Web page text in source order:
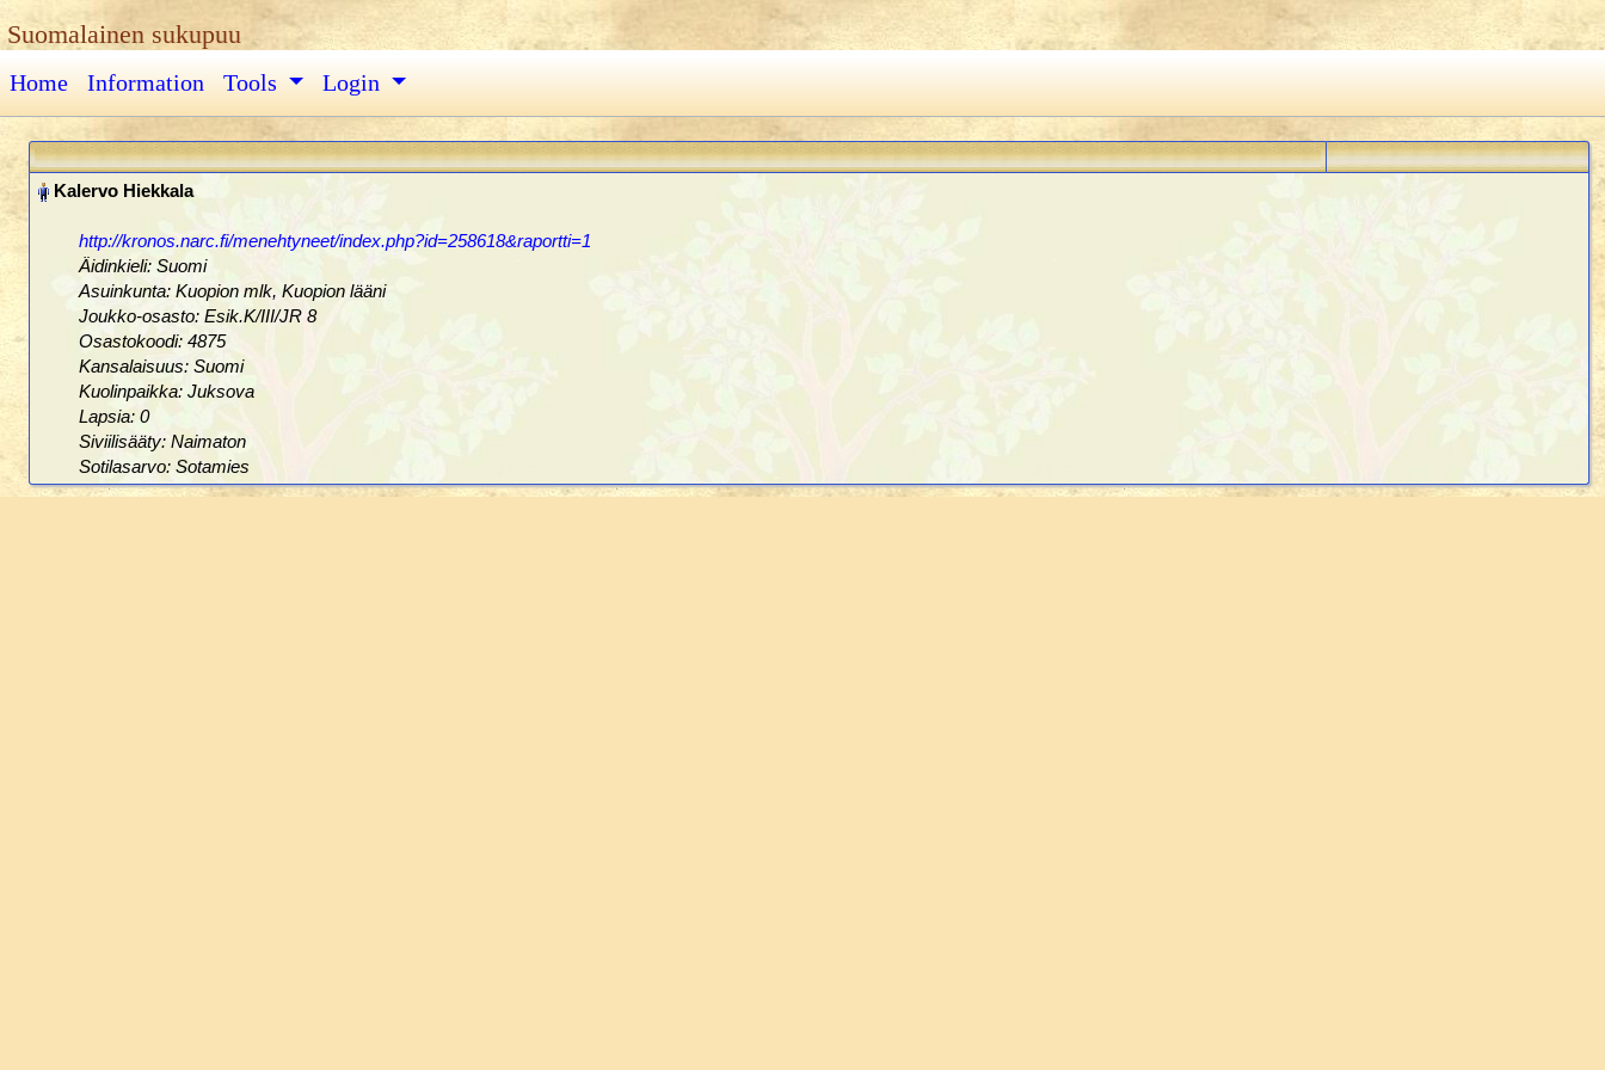
Suomalainen sukupuu
Home Information Tools Login
‎Kalervo Hiekkala‏‎
http://kronos.narc.fi/menehtyneet/index.php?id=258618&raportti=1
Äidinkieli: Suomi
Asuinkunta: Kuopion mlk, Kuopion lääni
Joukko-osasto: Esik.K/III/JR 8
Osastokoodi: 4875
Kansalaisuus: Suomi
Kuolinpaikka: Juksova
Lapsia: 0
Siviilisääty: Naimaton
Sotilasarvo: Sotamies